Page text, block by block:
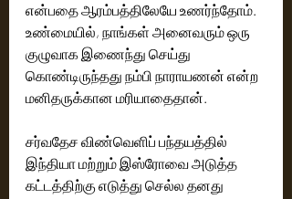
என்பதை ஆரம்பத்திலேயே உணர்ந்தோம்.
உண்மையில், நாங்கள் அனைவரும் ஒரு
குழுவாக இணைந்து செய்து
கொண்டிருந்தது நம்பி நாராயணன் என்ற
மனிதருக்கான மரியாதைதான்.
சர்வதேச விண்வெளிப் பந்தயத்தில்
இந்தியா மற்றும் இஸ்ரோவை அடுத்த
கட்டத்திற்கு எடுத்து செல்ல தனது